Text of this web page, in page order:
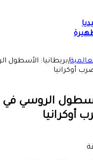
|بريطانيا: الأسطول
أوكرانيا
الروسي في
أوكرانيا